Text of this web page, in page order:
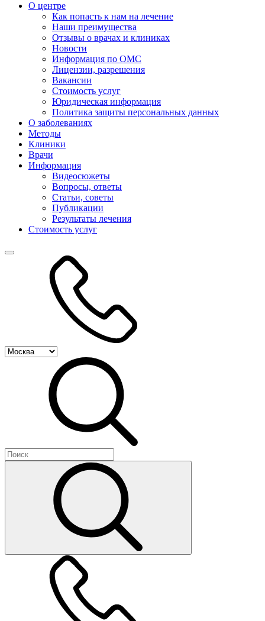
О центре
Как попасть к нам на лечение
Наши преимущества
Отзывы о врачах и клиниках
Новости
Информация по ОМС
Лицензии, разрешения
Вакансии
Стоимость услуг
Юридическая информация
Политика защиты персональных данных
О заболеваниях
Методы
Клиники
Врачи
Информация
Видеосюжеты
Вопросы, ответы
Статьи, советы
Публикации
Результаты лечения
Стоимость услуг